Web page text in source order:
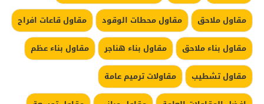
مقاول ملاحق
مقاول محطات الوقود
مقاول قاعات افراح
مقاول بناء ملاحق
مقاول بناء هناجر
مقاول بناء عظم
مقاول تشطيب
مقاولات ترميم عامة